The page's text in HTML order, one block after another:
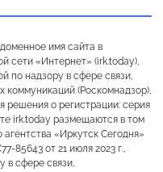
имя сайта в
сети «Интернет» (irk.today),
по надзору в сфере связи,
коммуникаций (Роскомнадзор),
решения о регистрации: серия
irk.today размещаются в том
«Иркутск Сегодня»
от 21 июля 2023 г.,
в сфере связи,